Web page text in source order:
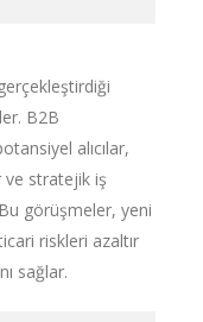
B2B
alıcılar,
ve stratejik iş
görüşmeler, yeni
riskleri azaltır
sağlar.